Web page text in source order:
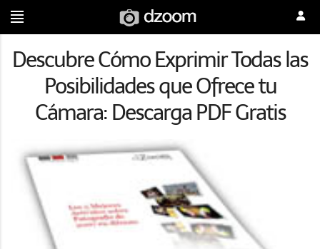
Descubre Cómo Exprimir Todas las
Posibilidades que Ofrece tu
Cámara: Descarga PDF Gratis